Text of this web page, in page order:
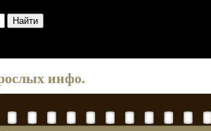
инфо.